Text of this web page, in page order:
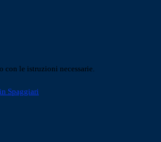
le istruzioni necessarie.
Spaggiari